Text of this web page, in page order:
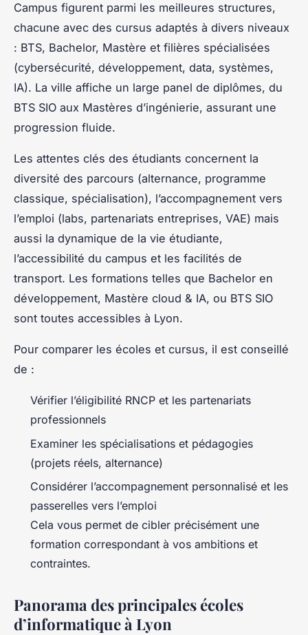
Campus figurent parmi les meilleures structures,
chacune avec des cursus adaptés à divers niveaux
: BTS, Bachelor, Mastère et filières spécialisées
(cybersécurité, développement, data, systèmes,
IA). La ville affiche un large panel de diplômes, du
BTS SIO aux Mastères d’ingénierie, assurant une
progression fluide.
Les attentes clés des étudiants concernent la
diversité des parcours (alternance, programme
classique, spécialisation), l’accompagnement vers
l’emploi (labs, partenariats entreprises, VAE) mais
aussi la dynamique de la vie étudiante,
l’accessibilité du campus et les facilités de
transport. Les formations telles que Bachelor en
développement, Mastère cloud & IA, ou BTS SIO
sont toutes accessibles à Lyon.
Pour comparer les écoles et cursus, il est conseillé
de :
Vérifier l’éligibilité RNCP et les partenariats
professionnels
Examiner les spécialisations et pédagogies
(projets réels, alternance)
Considérer l’accompagnement personnalisé et les
passerelles vers l’emploi
Cela vous permet de cibler précisément une
formation correspondant à vos ambitions et
contraintes.
Panorama des principales écoles
d’informatique à Lyon